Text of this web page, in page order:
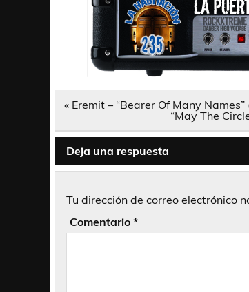
Navegación
« Eremit – “Bearer Of Many
“May The
Deja una respuesta
Tu dirección de correo electrónico
Comentario *